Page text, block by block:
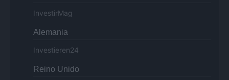
InvestirMag
Alemania
Investieren24
Reino Unido